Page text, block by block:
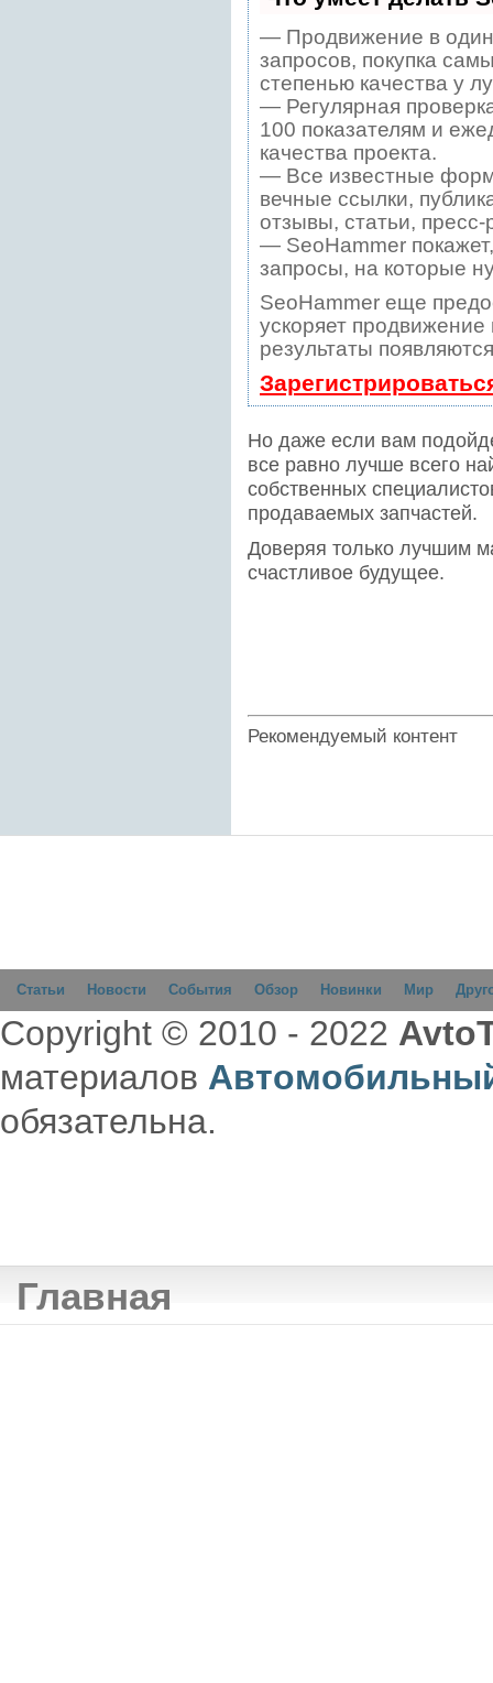
— Продвижение в один
запросов, покупка
степенью качества у
— Регулярная
100 показателям и
качества проекта.
— Все известные
вечные ссылки,
отзывы, статьи,
— SeoHammer
запросы, на которые
SeoHammer еще
ускоряет
результаты
Но даже если вам
все равно лучше всего
собственных
продаваемых запчастей.
Доверяя только лучшим
счастливое будущее.
Рекомендуемый контент
Статьи Новости События Обзор Новинки Мир
Copyright © 2010 - 2022
материалов
обязательна.
Главная